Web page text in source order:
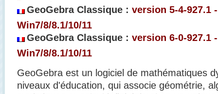
GeoGebra Classique : version 5-4-927.1
Win7/8/8.1/10/11
GeoGebra Classique : version 6-0-927.1
Win7/8/8.1/10/11
GeoGebra est un logiciel de mathématiques
niveaux d'éducation, qui associe géométrie,